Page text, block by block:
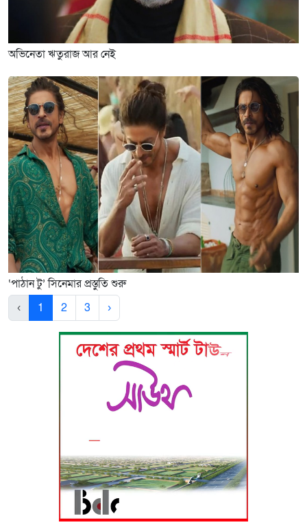
অভিনেতা ঋতুরাজ আর নেই
‘পাঠান টু’ সিনেমার প্রস্তুতি শুরু
‹
1 2 3 ›